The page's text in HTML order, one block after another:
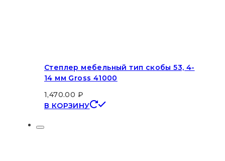
Степлер мебельный тип скобы 53, 4-
14 мм Gross 41000
1,470.00 ₽
В КОРЗИНУ